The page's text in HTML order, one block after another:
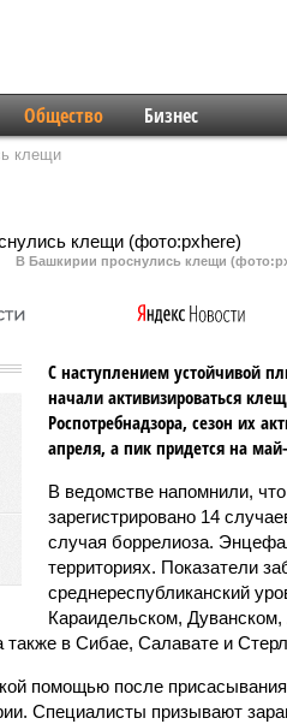
Общество Бизнес
клещи
В Башкирии проснулись клещи
С наступлением устойчивой
начали активизироваться
Роспотребнадзора, сезон их
апреля, а пик придется на
В ведомстве напомнили,
зарегистрировано 14
случая боррелиоза.
территориях. Показатели
среднереспубликанский
Караидельском,
в Сибае, Салавате и
помощью после
Специалисты призывают